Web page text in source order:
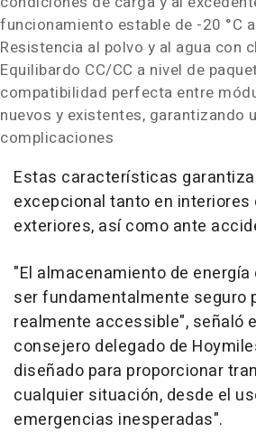
funcionamiento estable de -20 °C
Resistencia al polvo y al agua con
Equilibardo CC/CC a nivel de
compatibilidad perfecta entre
nuevos y existentes, garantizando
complicaciones
Estas características
excepcional tanto en interiores
exteriores, así como ante
"El almacenamiento de
ser fundamentalmente seguro
realmente accessible", señaló
consejero delegado de
diseñado para proporcionar
cualquier situación, desde el
emergencias inesperadas".